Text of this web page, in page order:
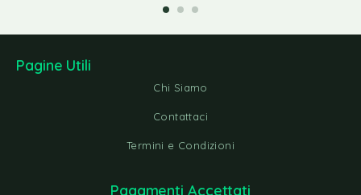
Pagine Utili
Chi Siamo
Contattaci
Termini e Condizioni
Pagamenti Accettati